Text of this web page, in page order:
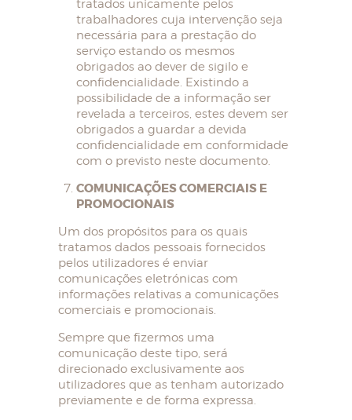
tratados unicamente pelos
trabalhadores cuja intervenção seja
necessária para a prestação do
serviço estando os mesmos
obrigados ao dever de sigilo e
confidencialidade. Existindo a
possibilidade de a informação ser
revelada a terceiros, estes devem ser
obrigados a guardar a devida
confidencialidade em conformidade
com o previsto neste documento.
COMUNICAÇÕES COMERCIAIS E
PROMOCIONAIS
Um dos propósitos para os quais
tratamos dados pessoais fornecidos
pelos utilizadores é enviar
comunicações eletrónicas com
informações relativas a comunicações
comerciais e promocionais.
Sempre que fizermos uma
comunicação deste tipo, será
direcionado exclusivamente aos
utilizadores que as tenham autorizado
previamente e de forma expressa.